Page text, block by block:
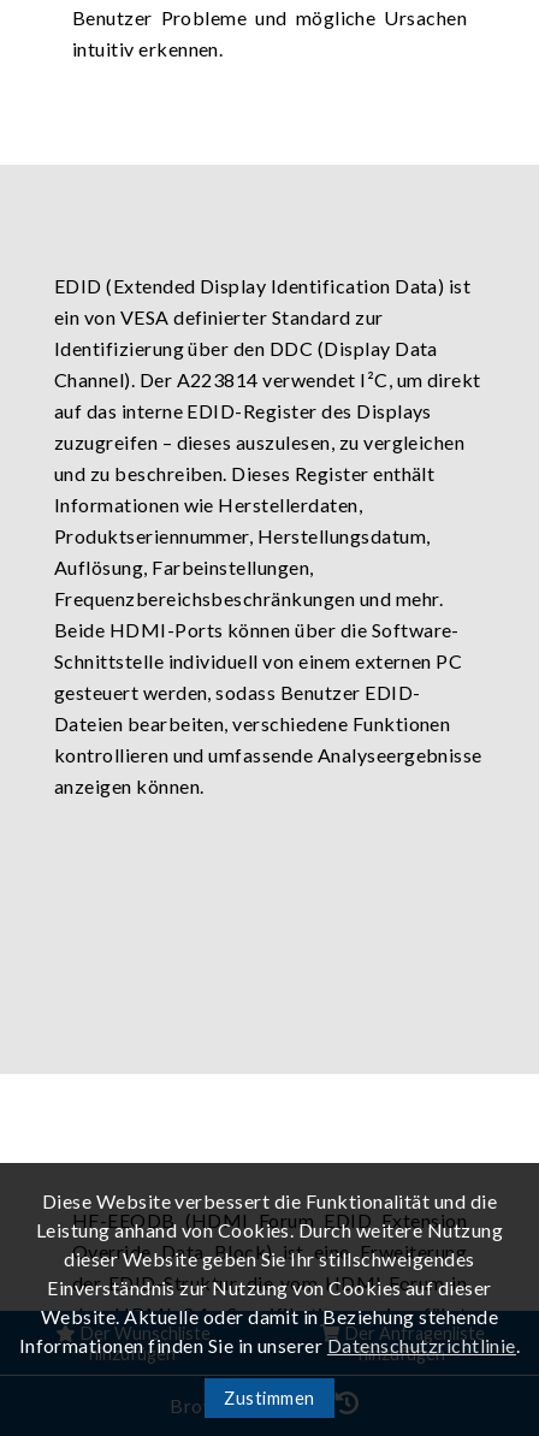
Benutzer Probleme und mögliche Ursachen
intuitiv erkennen.
EDID (Extended Display Identification Data) ist
ein von VESA definierter Standard zur
Identifizierung über den DDC (Display Data
Channel). Der A223814 verwendet I²C, um direkt
auf das interne EDID-Register des Displays
zuzugreifen – dieses auszulesen, zu vergleichen
und zu beschreiben. Dieses Register enthält
Informationen wie Herstellerdaten,
Produktseriennummer, Herstellungsdatum,
Auflösung, Farbeinstellungen,
Frequenzbereichsbeschränkungen und mehr.
Beide HDMI-Ports können über die Software-
Schnittstelle individuell von einem externen PC
gesteuert werden, sodass Benutzer EDID-
Dateien bearbeiten, verschiedene Funktionen
kontrollieren und umfassende Analyseergebnisse
anzeigen können.
HF-EEODB (HDMI Forum EDID Extension
Override Data Block) ist eine Erweiterung
der EDID-Struktur, die vom HDMI Forum in
den HDMI 2.1a-Spezifikationen eingeführt
wurde. Sie wurde in erster Linie entwickelt,
um Speicherplatz zu sparen, indem sie die
von VESA definierte Block Map verbessert.
Der Wunschliste
hinzufügen
Der Anfragenliste
hinzufügen
Diese Website verbessert die Funktionalität und die
Leistung anhand von Cookies. Durch weitere Nutzung
dieser Website geben Sie Ihr stillschweigendes
Einverständnis zur Nutzung von Cookies auf dieser
Website. Aktuelle oder damit in Beziehung stehende
Informationen finden Sie in unsererDatenschutzrichtlinie.
Zustimmen
Browser-Verlauf